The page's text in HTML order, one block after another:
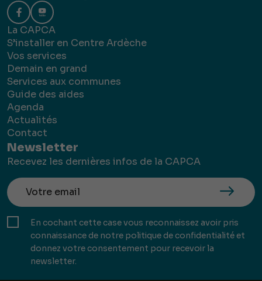
La CAPCA
S’installer en Centre Ardèche
Vos services
Demain en grand
Services aux communes
Guide des aides
Agenda
Actualités
Contact
Newsletter
Recevez les dernières infos de la CAPCA
En cochant cette case vous reconnaissez avoir pris
connaissance de notre politique de confidentialité et
donnez votre consentement pour recevoir la
newsletter.